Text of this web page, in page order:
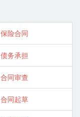
保险合同
债务承担
合同审查
合同起草